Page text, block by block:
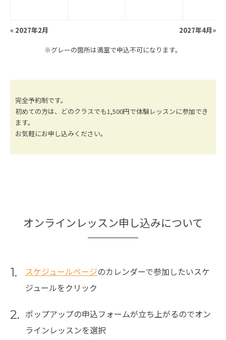
« 2027年2月 2027年4月»
※グレーの箇所は満室で申込不可になります。
完全予約制です。
初めての方は、どのクラスでも1,500円で体験レッスンに参加でき
ます。
お気軽にお申し込みください。
オンラインレッスン申し込みについて
1. スケジュールページのカレンダーで参加したいスケ
ジュールをクリック
2. ポップアップの申込フォームが立ち上がるのでオン
ラインレッスンを選択